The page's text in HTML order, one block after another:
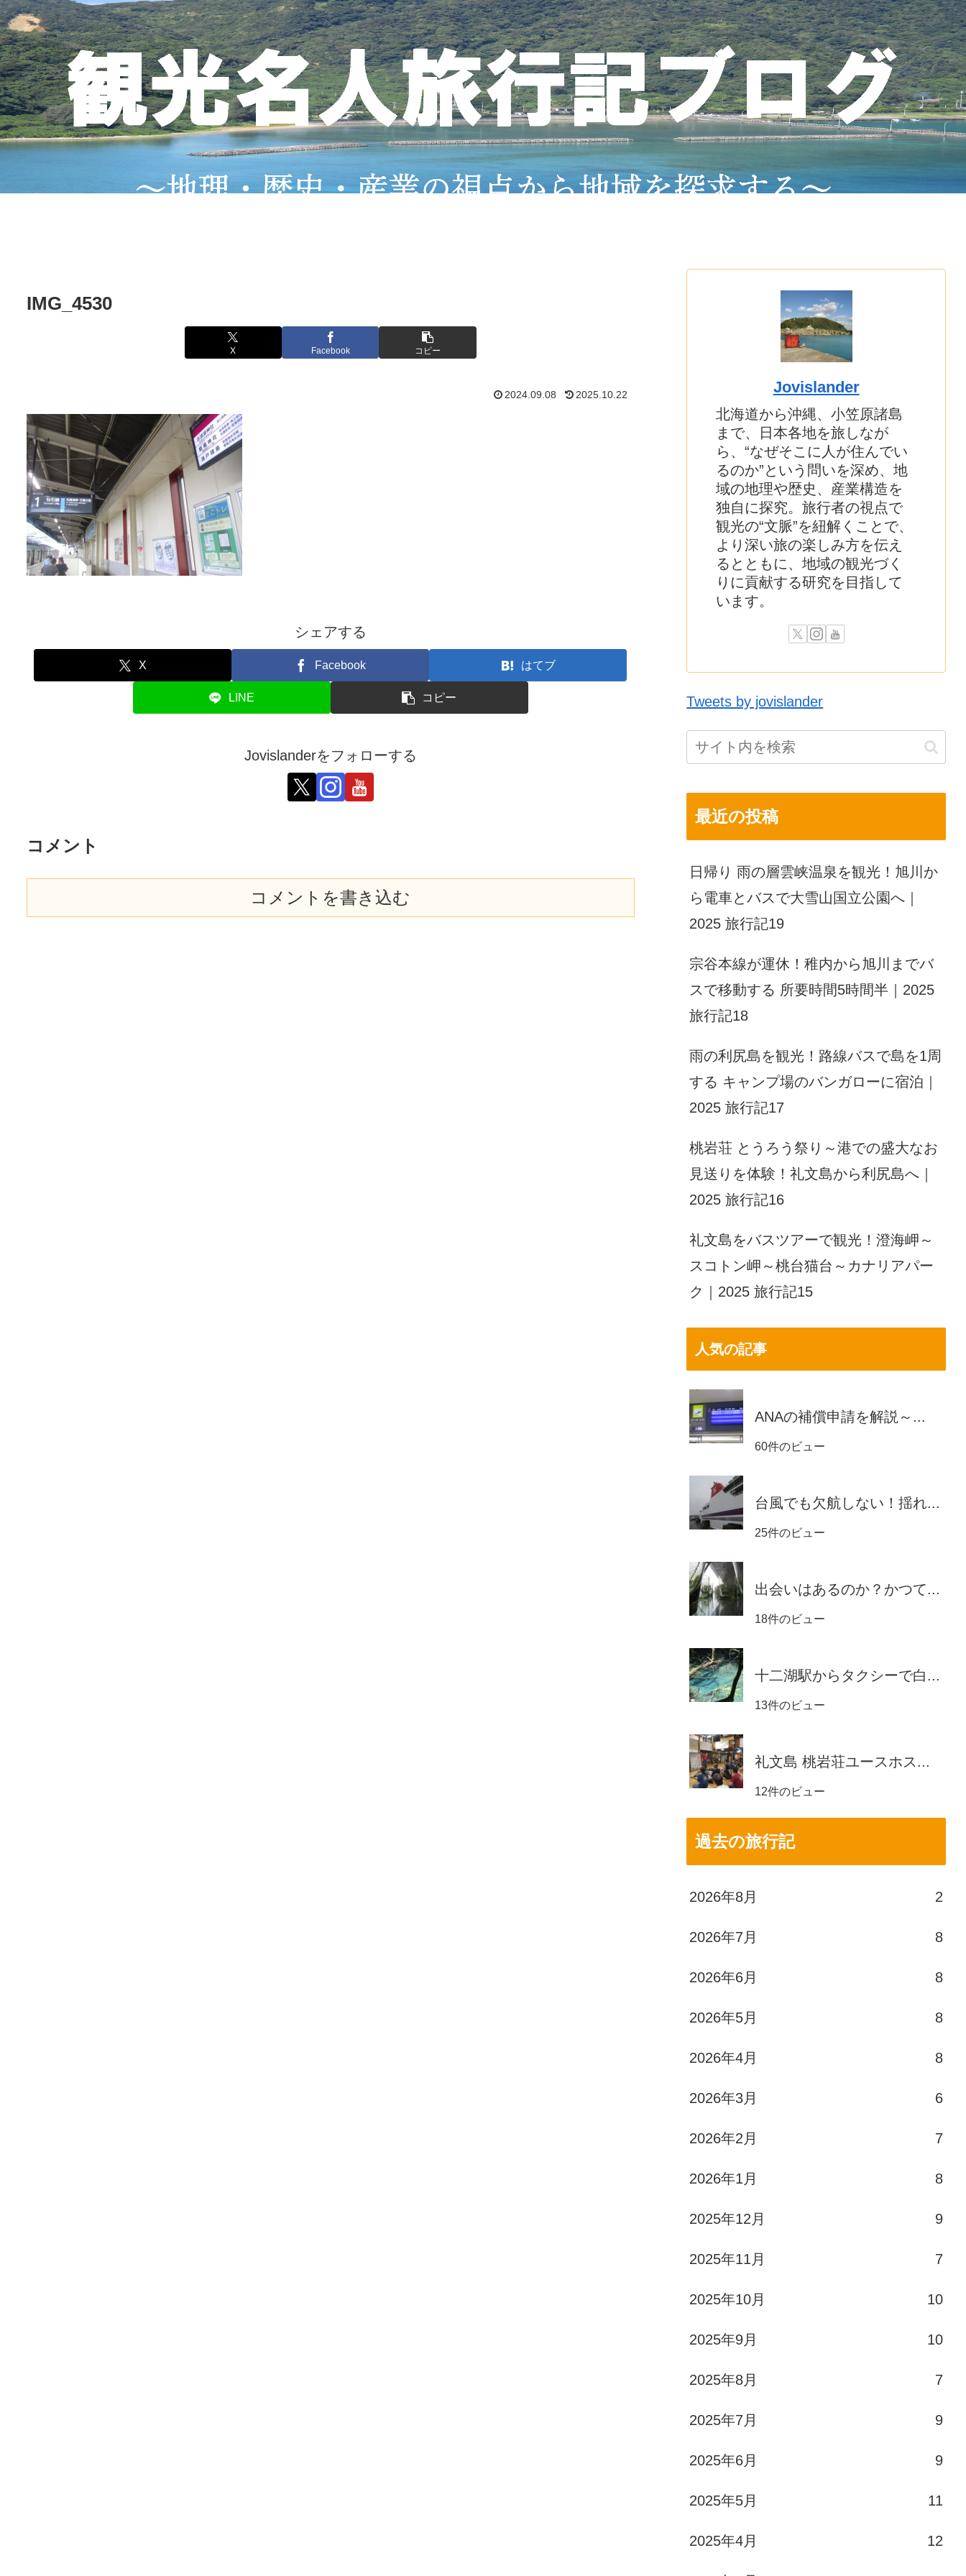
IMG_4530
X Facebook コピー
2024.09.08 2025.10.22
シェアする
X Facebook はてブ
LINE コピー
Jovislanderをフォローする
コメント
コメントを書き込む
Jovislander
北海道から沖縄、小笠原諸島
まで、日本各地を旅しなが
ら、“なぜそこに人が住んでい
るのか”という問いを深め、地
域の地理や歴史、産業構造を
独自に探究。旅行者の視点で
観光の“文脈”を紐解くことで、
より深い旅の楽しみ方を伝え
るとともに、地域の観光づく
りに貢献する研究を目指して
います。
Tweets by jovislander
最近の投稿
日帰り 雨の層雲峡温泉を観光！旭川か
ら電車とバスで大雪山国立公園へ｜
2025 旅行記19
宗谷本線が運休！稚内から旭川までバ
スで移動する 所要時間5時間半｜2025
旅行記18
雨の利尻島を観光！路線バスで島を1周
する キャンプ場のバンガローに宿泊｜
2025 旅行記17
桃岩荘 とうろう祭り～港での盛大なお
見送りを体験！礼文島から利尻島へ｜
2025 旅行記16
礼文島をバスツアーで観光！澄海岬～
スコトン岬～桃台猫台～カナリアパー
ク｜2025 旅行記15
人気の記事
ANAの補償申請を解説～...
60件のビュー
台風でも欠航しない！揺れ...
25件のビュー
出会いはあるのか？かつて...
18件のビュー
十二湖駅からタクシーで白...
13件のビュー
礼文島 桃岩荘ユースホス...
12件のビュー
過去の旅行記
2026年8月 2
2026年7月 8
2026年6月 8
2026年5月 8
2026年4月 8
2026年3月 6
2026年2月 7
2026年1月 8
2025年12月 9
2025年11月 7
2025年10月 10
2025年9月 10
2025年8月 7
2025年7月 9
2025年6月 9
2025年5月 11
2025年4月 12